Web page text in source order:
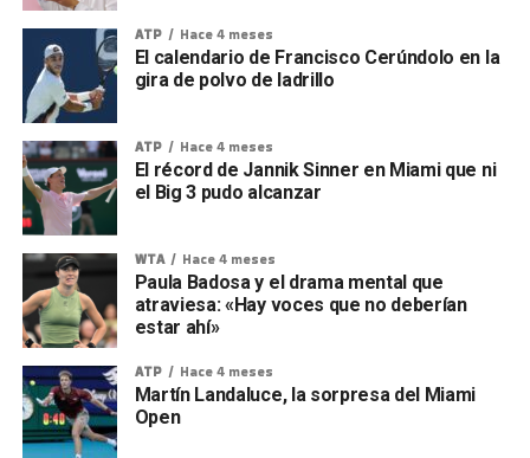
ATP Hace 4 meses
El calendario de Francisco Cerúndolo en la
gira de polvo de ladrillo
ATP Hace 4 meses
El récord de Jannik Sinner en Miami que ni
el Big 3 pudo alcanzar
WTA Hace 4 meses
Paula Badosa y el drama mental que
atraviesa: «Hay voces que no deberían
estar ahí»
ATP Hace 4 meses
Martín Landaluce, la sorpresa del Miami
Open